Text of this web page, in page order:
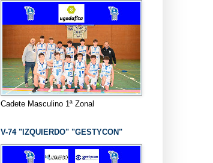
Cadete Masculino 1ª Zonal
V-74 "IZQUIERDO" "GESTYCON"